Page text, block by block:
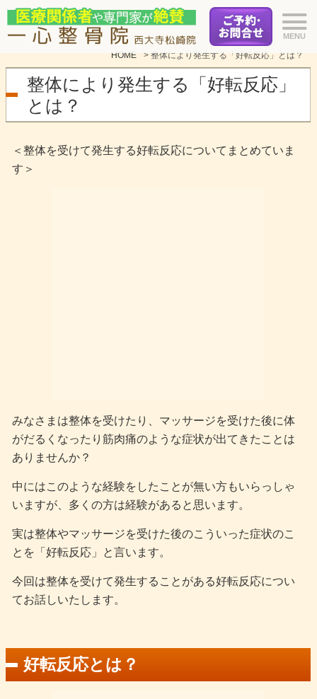
HOME >整体により発生する「好転反応」とは？
整体により発生する「好転反応」
とは？
＜整体を受けて発生する好転反応についてまとめていま
す＞
みなさまは整体を受けたり、マッサージを受けた後に体
がだるくなったり筋肉痛のような症状が出てきたことは
ありませんか？
中にはこのような経験をしたことが無い方もいらっしゃ
いますが、多くの方は経験があると思います。
実は整体やマッサージを受けた後のこういった症状のこ
とを「好転反応」と言います。
今回は整体を受けて発生することがある好転反応につい
てお話しいたします。
好転反応とは？